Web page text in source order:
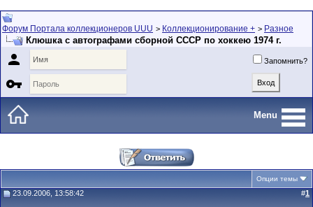
Форум Портала коллекционеров UUU > Коллекционирование + > Разное
Клюшка с автографами сборной СССР по хоккею 1974 г.
 Запомнить?

Menu
Опции темы
23.09.2006, 13:58:42 #1